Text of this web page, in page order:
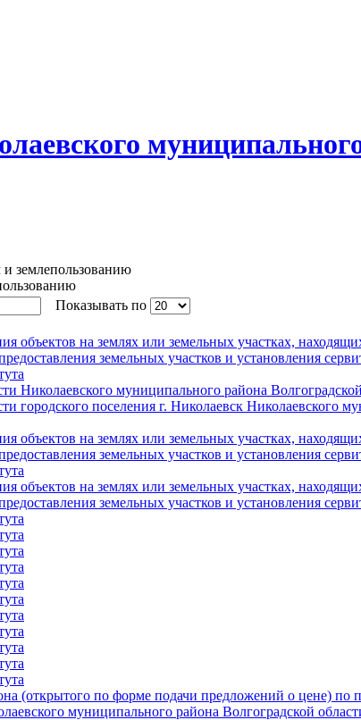
землепользованию
Показывать по
объектов на землях или земельных участках,
земельных участков и установления
Николаевского муниципального района
городского поселения г. Николаевск Николаевского
объектов на землях или земельных участках,
земельных участков и установления
объектов на землях или земельных участках,
земельных участков и установления
по форме подачи предложений о цене) по
муниципального района Волгоградской